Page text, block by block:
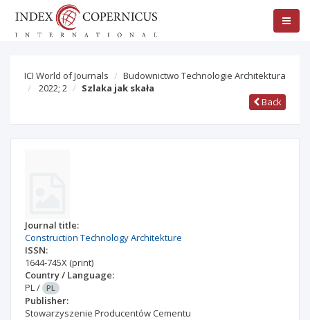
ICI World of Journals
Budownictwo Technologie Architektura
2022; 2
Szlaka jak skała
Back
Journal title:
Construction Technology Architekture
ISSN:
1644-745X (print)
Country / Language:
PL/ PL
Publisher:
Stowarzyszenie Producentów Cementu